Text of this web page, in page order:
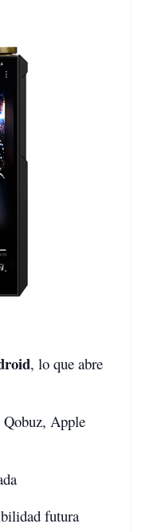
, lo que abre
Apple
futura